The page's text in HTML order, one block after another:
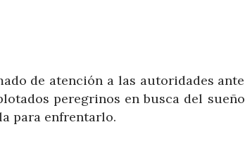
de atención a las autoridades ante
peregrinos en busca del sueño
para enfrentarlo.